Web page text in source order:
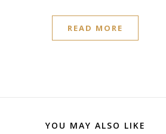
READ MORE
YOU MAY ALSO LIKE